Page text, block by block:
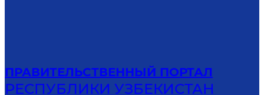
ПРАВИТЕЛЬСТВЕННЫЙ ПОРТАЛ
РЕСПУБЛИКИ УЗБЕКИСТАН